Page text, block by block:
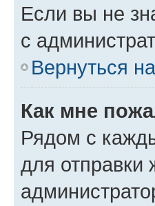
Если вы не
с
Вернуться
Как мне
Рядом с
для отправки